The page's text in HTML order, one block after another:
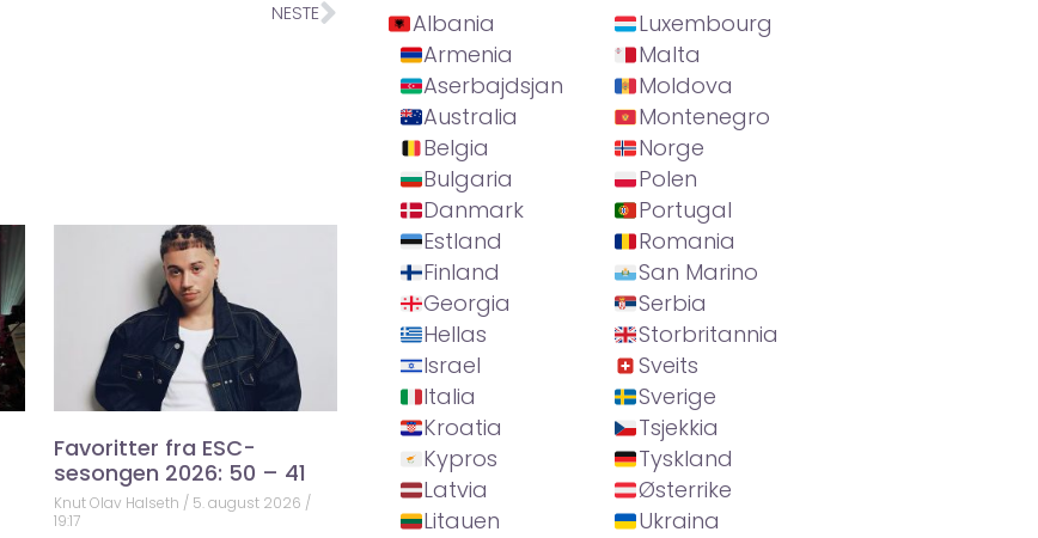
NESTE
Favoritter fra ESC-
sesongen 2026: 50 – 41
Knut Olav Halseth
5. august 2026
19:17
Albania
Armenia
Aserbajdsjan
Australia
Belgia
Bulgaria
Danmark
Estland
Finland
Georgia
Hellas
Israel
Italia
Kroatia
Kypros
Latvia
Litauen
Luxembourg
Malta
Moldova
Montenegro
Norge
Polen
Portugal
Romania
San Marino
Serbia
Storbritannia
Sveits
Sverige
Tsjekkia
Tyskland
Østerrike
Ukraina